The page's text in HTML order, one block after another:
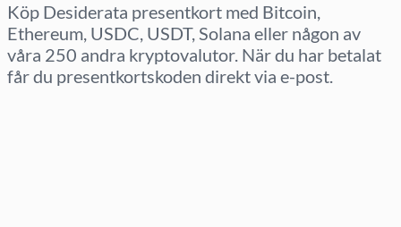
Köp Desiderata presentkort med Bitcoin,
Ethereum, USDC, USDT, Solana eller någon av
våra 250 andra kryptovalutor. När du har betalat
får du presentkortskoden direkt via e-post.